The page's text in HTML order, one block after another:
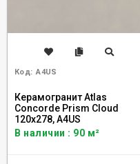
Код: A4US
Керамогранит Atlas
Concorde Prism Cloud
120x278, A4US
В наличии : 90 м²